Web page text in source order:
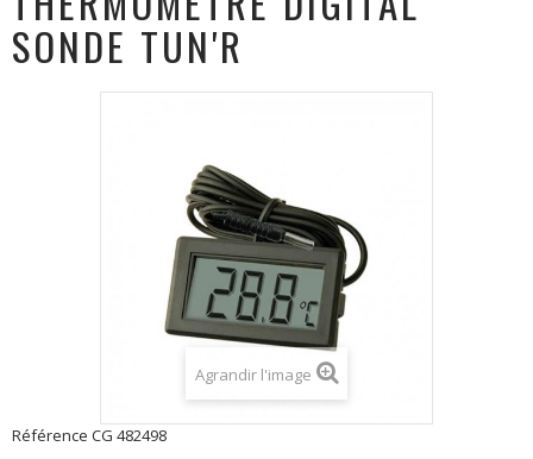
SONDE TUN'R
Agrandir l'image
Référence CG 482498